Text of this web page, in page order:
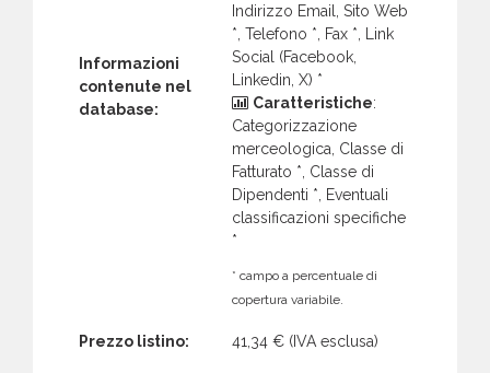
Informazioni
contenute nel
database:
Indirizzo Email, Sito Web
*, Telefono *, Fax *, Link
Social (Facebook,
Linkedin, X) *
Caratteristiche:
Categorizzazione
merceologica, Classe di
Fatturato *, Classe di
Dipendenti *, Eventuali
classificazioni specifiche
*
* campo a percentuale di
copertura variabile.
Prezzo listino: 41,34 € (IVA esclusa)